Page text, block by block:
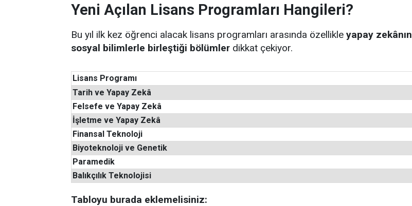
Yeni Açılan Lisans Programları Hangileri?
Bu yıl ilk kez öğrenci alacak lisans programları arasında özellikle yapay zekânın
sosyal bilimlerle birleştiği bölümler dikkat çekiyor.
Lisans Programı
Tarih ve Yapay Zekâ
Felsefe ve Yapay Zekâ
İşletme ve Yapay Zekâ
Finansal Teknoloji
Biyoteknoloji ve Genetik
Paramedik
Balıkçılık Teknolojisi
Tabloyu burada eklemelisiniz: